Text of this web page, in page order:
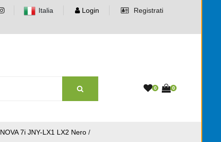
Italia Login Registrati
0 0
7i JNY-LX1 LX2 Nero /